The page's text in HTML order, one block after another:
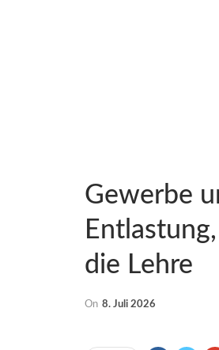
Gewerbe
die Lehre
On 8. Juli 2026